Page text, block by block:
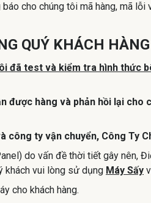
báo cho chúng tôi mã hàng, mã
QUÝ KHÁCH
đã test và kiểm tra hình
được hàng và phản hồi lại
công ty vận chuyển, Công Ty
do vấn đề thời tiết gây nên,
khách vui lòng sử dụng Máy Sấy
cho khách hàng.